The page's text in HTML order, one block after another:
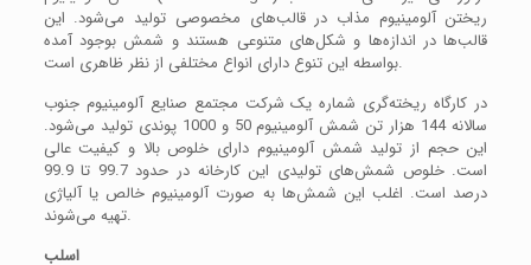
ریختن آلومینیوم مذاب در قالب‌های مخصوصی تولید می‌شود. این
قالب‌ها در اندازه‌ها و شکل‌های متنوعی هستند و شمش بوجود آمده
بواسطه این تنوع دارای انواع مختلفی از نظر ظاهری است.
در کارگاه ریخته‌گری شماره یک شرکت مجتمع صنایع آلومینیوم جنوب
سالانه 144 هزار تن شمش آلومینیوم 50 و 1000 پوندی تولید می‌شود.
این حجم از تولید شمش آلومینیوم دارای خلوص بالا و کیفیت عالی
است. خلوص شمش‌های تولیدی این کارخانه در حدود 99.7 تا 99.9
درصد است. اغلب این شمش‌ها به صورت آلومینیوم خالص یا آلیاژی
تهیه می‌شوند.
اسلب